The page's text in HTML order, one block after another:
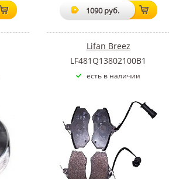
1090 руб.
Lifan Breez
LF481Q13802100B1
есть в наличии